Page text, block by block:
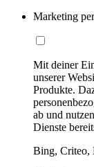
Marketing
Mit deiner
unserer
Produkte.
ab und
Dienste
Bing, Criteo,